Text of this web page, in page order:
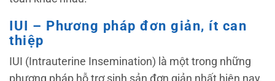
IUI – Phương pháp đơn giản, ít can
thiệp
IUI (Intrauterine Insemination) là một trong những